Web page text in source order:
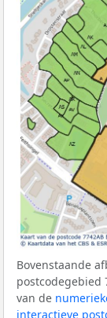
Bovenstaande
postcodegebied
van de
interactieve